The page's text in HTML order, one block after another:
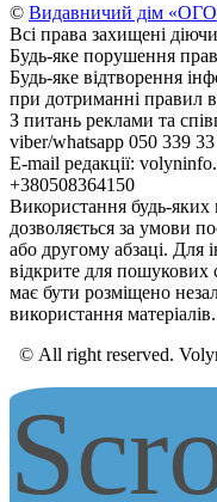
© Видавничий дім
Всі права захищені
Будь-яке порушення
Будь-яке відтворення
при дотриманні правил
З питань реклами та
viber/whatsapp 050 339
E-mail редакції:
+380508364150
Використання будь-яких
дозволяється за умови
або другому абзаці. Для
відкрите для пошукових
має бути розміщено
використання матеріалів.
© All right reserved.